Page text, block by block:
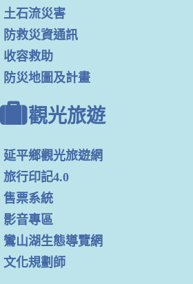
土石流災害
防救災資通訊
收容救助
防災地圖及計畫
觀光旅遊
延平鄉觀光旅遊網
旅行印記4.0
售票系統
影音專區
鸞山湖生態導覽網
文化規劃師